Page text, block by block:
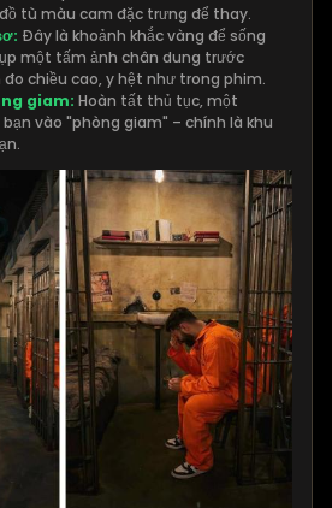
tù màu cam đặc trưng để thay.
Đây là khoảnh khắc vàng để sống
một tấm ảnh chân dung trước
chiều cao, y hệt như trong phim.
giam: Hoàn tất thủ tục, một
vào "phòng giam" – chính là khu